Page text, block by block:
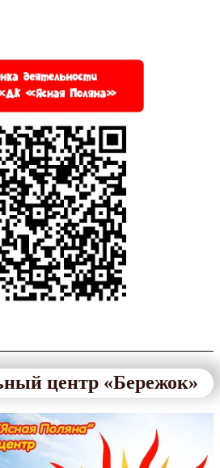
центр «Бережок»